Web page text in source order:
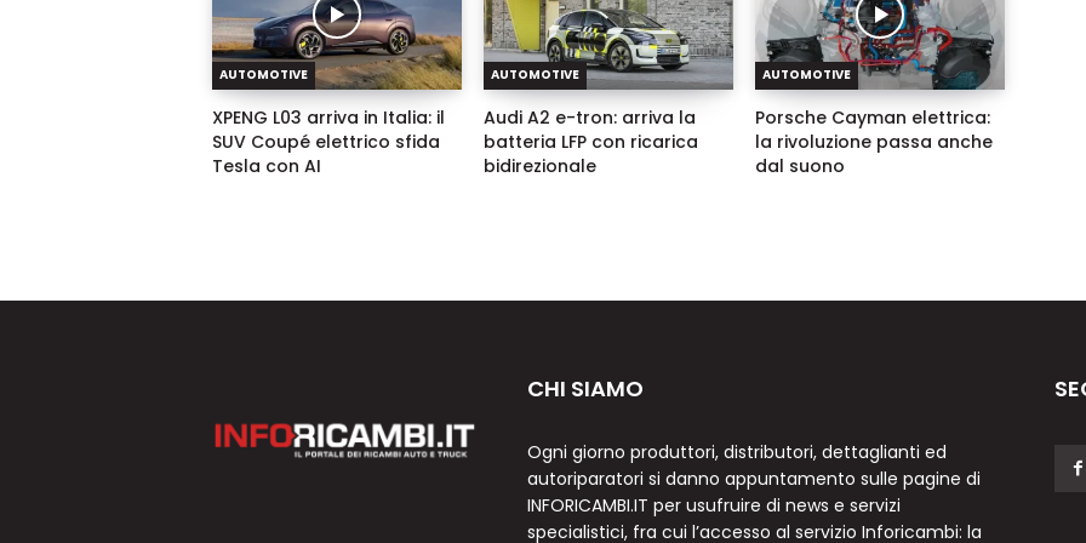
AUTOMOTIVE
XPENG L03 arriva in Italia: il
SUV Coupé elettrico sfida
Tesla con AI
AUTOMOTIVE
Audi A2 e-tron: arriva la
batteria LFP con ricarica
bidirezionale
AUTOMOTIVE
Porsche Cayman elettrica:
la rivoluzione passa anche
dal suono
CHI SIAMO
Ogni giorno produttori, distributori, dettaglianti ed
autoriparatori si danno appuntamento sulle pagine di
INFORICAMBI.IT per usufruire di news e servizi
specialistici, fra cui l’accesso al servizio Inforicambi: la